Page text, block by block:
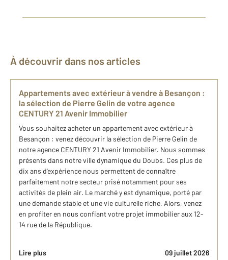
À découvrir dans nos articles
​Appartements avec extérieur​ à vendre à Besançon : ​
la sélection de Pierre Gelin de votre agence
CENTURY 21 Avenir Immobilier
​Vous souhaitez acheter un appartement avec extérieur​ à
Besançon : venez découvrir ​la sélection de Pierre Gelin de
notre agence CENTURY 21 Avenir Immobilier. Nous sommes
présents dans notre ville dynamique du Doubs. Ces plus de
dix ans d'expérience nous permettent de connaître
parfaitement notre secteur prisé notamment pour ses
activités de plein air. Le marché y est dynamique, porté par
une demande stable et une vie culturelle riche. Alors, venez
en profiter en nous confiant votre projet immobilier aux 12-
14 rue de la République.
Lire plus 09 juillet 2026